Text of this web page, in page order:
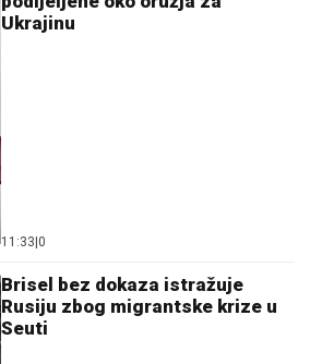
Ukrajinu
11:33 0
Brisel bez dokaza istražuje
Rusiju zbog migrantske krize u
Seuti